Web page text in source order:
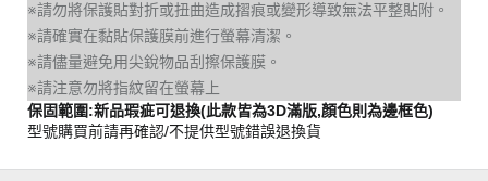
※請勿將保護貼對折或扭曲造成摺痕或變形導致無法平整貼附。
※請確實在黏貼保護膜前進行螢幕清潔。
※請儘量避免用尖銳物品刮擦保護膜。
※請注意勿將指紋留在螢幕上
保固範圍:新品瑕疵可退換(此款皆為3D滿版,顏色則為邊框色)
型號購買前請再確認/不提供型號錯誤退換貨